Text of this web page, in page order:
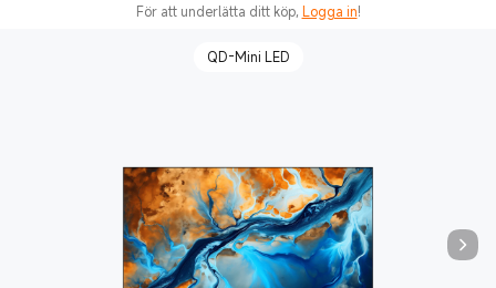
För att underlätta ditt köp, Logga in!
QD-Mini LED